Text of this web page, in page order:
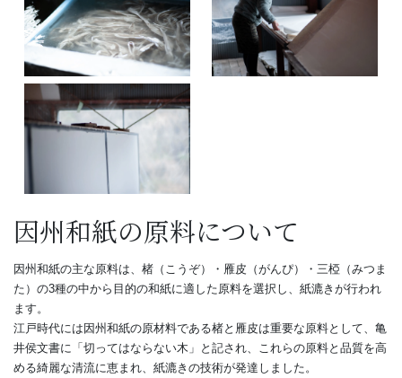
因州和紙の原料について
因州和紙の主な原料は、楮（こうぞ）・雁皮（がんぴ）・三椏（みつま
た）の3種の中から目的の和紙に適した原料を選択し、紙漉きが行われ
ます。
江戸時代には因州和紙の原材料である楮と雁皮は重要な原料として、亀
井侯文書に「切ってはならない木」と記され、これらの原料と品質を高
める綺麗な清流に恵まれ、紙漉きの技術が発達しました。